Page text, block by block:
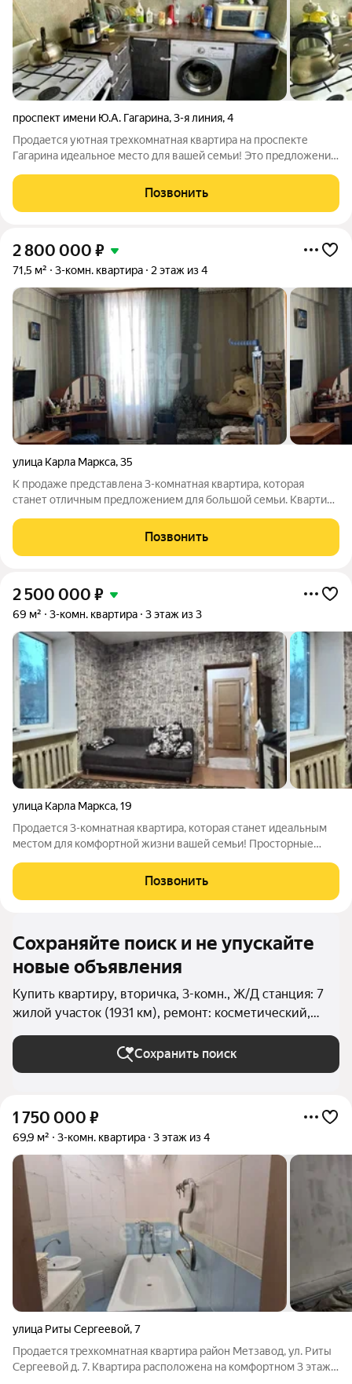
проспект имени Ю.А. Гагарина,3-я линия,4
Продается уютная трехкомнатная квартира на проспекте
Гагарина идеальное место для вашей семьи! Это предложение
расположению и комфортной планировке. Квартира
располагается на первом этаже и
Позвонить
2 800 000 ₽
71,5 м² 3-комн. квартира 2 этаж из 4
улица Карла Маркса,35
К продаже представлена 3-комнатная квартира, которая
станет отличным предложением для большой семьи. Квартира
комнаты, прихожая и коридоры обеспечивают максимальный
комфорт и уют, есть 2 кладовки для
Позвонить
2 500 000 ₽
69 м² 3-комн. квартира 3 этаж из 3
улица Карла Маркса,19
Продается 3-комнатная квартира, которая станет идеальным
местом для комфортной жизни вашей семьи! Просторные
функциональность и уют, а два балкона подарят вам
возможность наслаждаться свежим воздухом и
Позвонить
Сохраняйте поиск и не упускайте
новые объявления
Купить квартиру, вторичка, 3-комн., Ж/Д станция: 7
жилой участок (1931 км), ремонт: косметический,
евро в Златоусте (Златоустовский округ)
Сохранить поиск
1 750 000 ₽
69,9 м² 3-комн. квартира 3 этаж из 4
улица Риты Сергеевой,7
Продается трехкомнатная квартира район Метзавод, ул. Риты
Сергеевой д. 7. Квартира расположена на комфортном 3 этаже,